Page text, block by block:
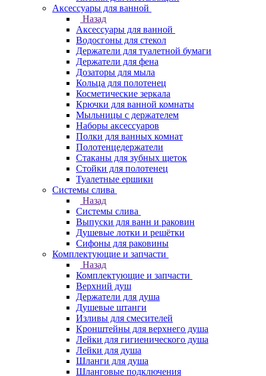
Аксессуары для ванной
Назад
Аксессуары для ванной
Водосгоны для стекол
Держатели для туалетной бумаги
Держатели для фена
Дозаторы для мыла
Кольца для полотенец
Косметические зеркала
Крючки для ванной комнаты
Мыльницы с держателем
Наборы аксессуаров
Полки для ванных комнат
Полотенцедержатели
Стаканы для зубных щеток
Стойки для полотенец
Туалетные ершики
Системы слива
Назад
Системы слива
Выпуски для ванн и раковин
Душевые лотки и решётки
Сифоны для раковины
Комплектующие и запчасти
Назад
Комплектующие и запчасти
Верхний душ
Держатели для душа
Душевые штанги
Изливы для смесителей
Кронштейны для верхнего душа
Лейки для гигиенического душа
Лейки для душа
Шланги для душа
Шланговые подключения